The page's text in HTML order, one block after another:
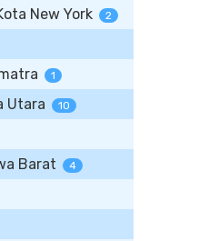
New York 2
1
Utara 10
Barat 4